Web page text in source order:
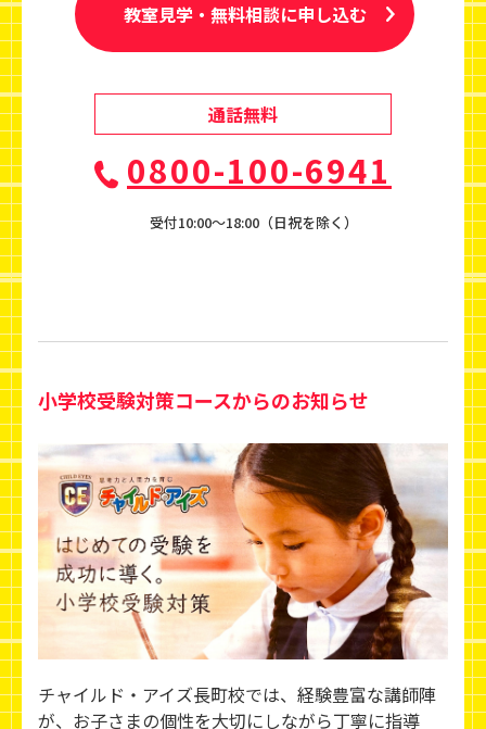
教室見学・無料相談に申し込む
通話無料
0800-100-6941
受付10:00〜18:00（日祝を除く）
小学校受験対策コースからのお知らせ
チャイルド・アイズ長町校では、経験豊富な講師陣
が、お子さまの個性を大切にしながら丁寧に指導